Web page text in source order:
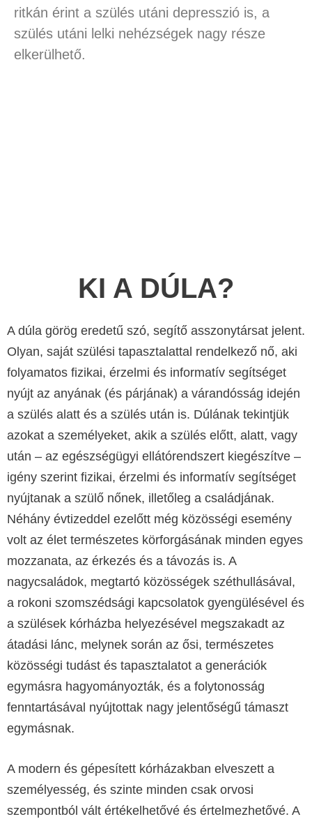
ritkán érint a szülés utáni depresszió is, a
szülés utáni lelki nehézségek nagy része
elkerülhető.
KI A DÚLA?
A dúla görög eredetű szó, segítő asszonytársat jelent.
Olyan, saját szülési tapasztalattal rendelkező nő, aki
folyamatos fizikai, érzelmi és informatív segítséget
nyújt az anyának (és párjának) a várandósság idején
a szülés alatt és a szülés után is. Dúlának tekintjük
azokat a személyeket, akik a szülés előtt, alatt, vagy
után – az egészségügyi ellátórendszert kiegészítve –
igény szerint fizikai, érzelmi és informatív segítséget
nyújtanak a szülő nőnek, illetőleg a családjának.
Néhány évtizeddel ezelőtt még közösségi esemény
volt az élet természetes körforgásának minden egyes
mozzanata, az érkezés és a távozás is. A
nagycsaládok, megtartó közösségek széthullásával,
a rokoni szomszédsági kapcsolatok gyengülésével és
a szülések kórházba helyezésével megszakadt az
átadási lánc, melynek során az ősi, természetes
közösségi tudást és tapasztalatot a generációk
egymásra hagyományozták, és a folytonosság
fenntartásával nyújtottak nagy jelentőségű támaszt
egymásnak.
A modern és gépesített kórházakban elveszett a
személyesség, és szinte minden csak orvosi
szempontból vált értékelhetővé és értelmezhetővé. A